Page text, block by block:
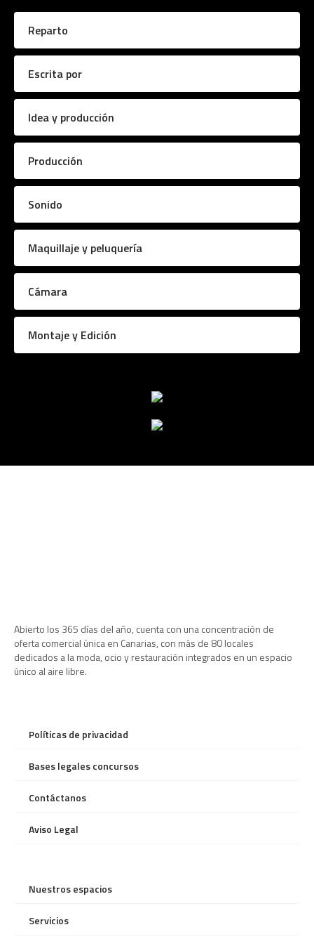
Reparto
Escrita por
Idea y producción
Producción
Sonido
Maquillaje y peluquería
Cámara
Montaje y Edición
Abierto los 365 días del año, cuenta con una concentración de
oferta comercial única en Canarias, con más de 80 locales
dedicados a la moda, ocio y restauración integrados en un espacio
único al aire libre.
Políticas de privacidad
Bases legales concursos
Contáctanos
Aviso Legal
Nuestros espacios
Servicios